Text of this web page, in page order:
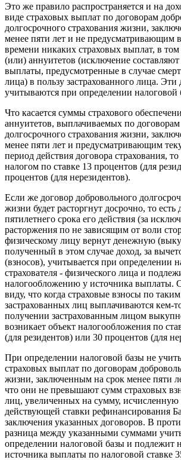
Это же правило распространяется и на
виде страховых выплат по договорам
долгосрочного страхования жизни,
менее пяти лет и не предусматривающим в
времени никаких страховых выплат, в том
(или) аннуитетов (исключение составляют
выплаты, предусмотренные в случае
лица) в пользу застрахованного лица.
учитываются при определении налоговой
Что касается суммы страхового
аннуитетов, выплачиваемых по
долгосрочного страхования жизни,
менее пяти лет и предусматривающим
период действия договора страхования,
налогом по ставке 13 процентов (для
процентов (для нерезидентов).
Если же договор добровольного
жизни будет расторгнут досрочно, то есть
пятилетнего срока его действия (за
расторжения по не зависящим от воли
физическому лицу вернут денежную
полученный в этом случае доход, за
(взносов), учитывается при определении
страхователя - физического лица и
налогообложению у источника выплаты.
виду, что когда страховые взносы по
застрахованных лиц выплачиваются кем-
получении застрахованным лицом
возникает объект налогообложения по
(для резидентов) или 30 процентов (для
При определении налоговой базы не
страховых выплат по договорам
жизни, заключенным на срок менее пяти
что они не превышают сумм страховых
лиц, увеличенных на сумму, исчисленную
действующей ставки рефинансирования
заключения указанных договоров. В
разница между указанными суммами
определении налоговой базы и подлежит
источника выплаты по налоговой ставке